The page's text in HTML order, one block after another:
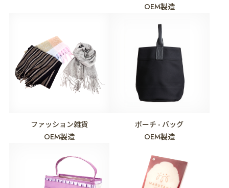
OEM製造
ファッション雑貨
OEM製造
ポーチ ・ バッグ
OEM製造